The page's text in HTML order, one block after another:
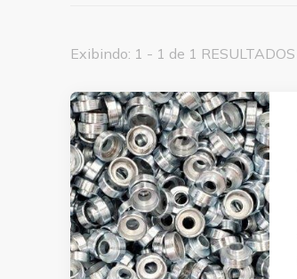
Exibindo: 1 - 1 de 1 RESULTADOS